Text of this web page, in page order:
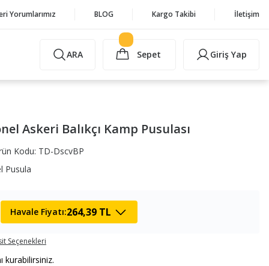
Yorumlarımız BLOG Kargo Takibi İletişim
ARA Sepet Giriş Yap
Askeri Balıkçı Kamp Pusulası
Kodu: TD-DscvBP
Pusula
Havale Fiyatı:264,39 TL
Seçenekleri
kurabilirsiniz.